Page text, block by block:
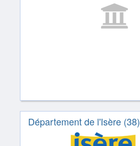
Département de l'Isère (38)